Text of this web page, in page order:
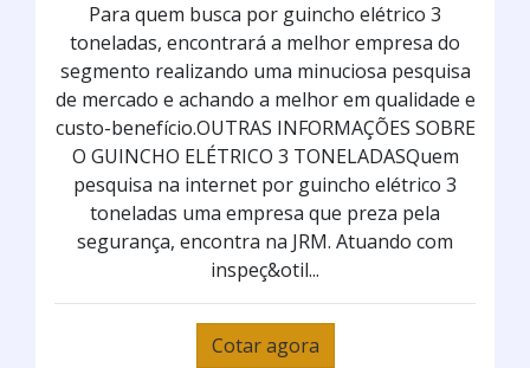
Para quem busca por guincho elétrico 3
toneladas, encontrará a melhor empresa do
segmento realizando uma minuciosa pesquisa
de mercado e achando a melhor em qualidade e
custo-benefício.OUTRAS INFORMAÇÕES SOBRE
O GUINCHO ELÉTRICO 3 TONELADASQuem
pesquisa na internet por guincho elétrico 3
toneladas uma empresa que preza pela
segurança, encontra na JRM. Atuando com
inspeç&otil...
Cotar agora